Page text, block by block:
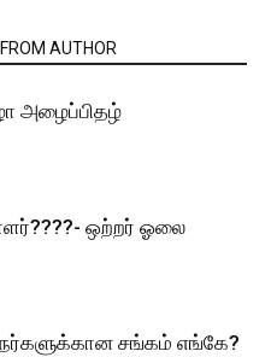
AUTHOR
அழைப்பிதழ்
ஒற்றர் ஓலை
சங்கம் எங்கே?